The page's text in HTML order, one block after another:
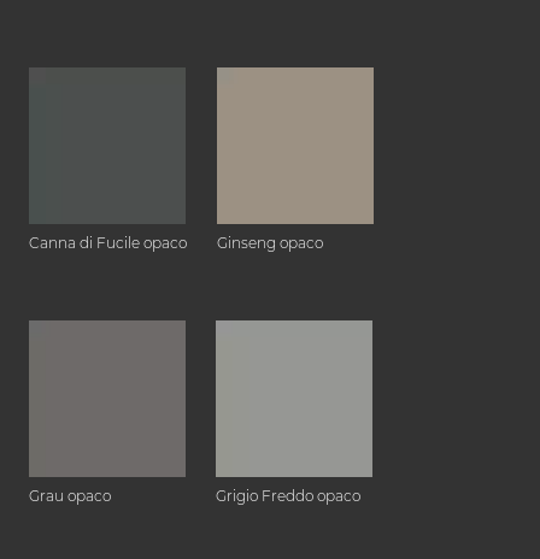
Canna di Fucile opaco Ginseng opaco
Grau opaco Grigio Freddo opaco